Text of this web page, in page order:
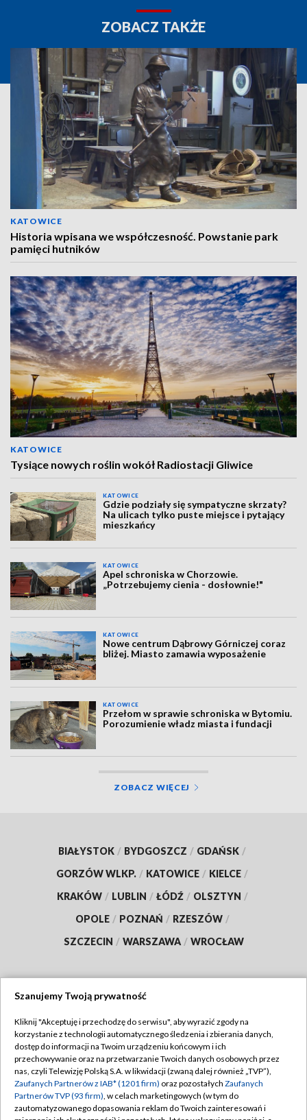
ZOBACZ TAKŻE
KATOWICE
Historia wpisana we współczesność. Powstanie park
pamięci hutników
KATOWICE
Tysiące nowych roślin wokół Radiostacji Gliwice
KATOWICE
Gdzie podziały się sympatyczne skrzaty?
Na ulicach tylko puste miejsce i pytający
mieszkańcy
KATOWICE
Apel schroniska w Chorzowie.
„Potrzebujemy cienia - dosłownie!"
KATOWICE
Nowe centrum Dąbrowy Górniczej coraz
bliżej. Miasto zamawia wyposażenie
KATOWICE
Przełom w sprawie schroniska w Bytomiu.
Porozumienie władz miasta i fundacji
ZOBACZ WIĘCEJ
BIAŁYSTOK / BYDGOSZCZ / GDAŃSK /
GORZÓW WLKP. / KATOWICE / KIELCE /
KRAKÓW / LUBLIN / ŁÓDŹ / OLSZTYN /
OPOLE / POZNAŃ / RZESZÓW /
SZCZECIN / WARSZAWA / WROCŁAW
TVP
Abonament TVP
Emisja w TVP
Centrum informacji TVP
Regulamin TVP
Polityka prywatności
Moje zgody
Szanujemy Twoją prywatność
Kliknij "Akceptuję i przechodzę do serwisu", aby wyrazić zgody na
korzystanie z technologii automatycznego śledzenia i zbierania danych,
dostęp do informacji na Twoim urządzeniu końcowym i ich
przechowywanie oraz na przetwarzanie Twoich danych osobowych przez
nas, czyli Telewizję Polską S.A. w likwidacji (zwaną dalej również „TVP”),
Zaufanych Partnerów z IAB* (1201 firm) oraz pozostałych Zaufanych
Partnerów TVP (93 firm), w celach marketingowych (w tym do
zautomatyzowanego dopasowania reklam do Twoich zainteresowań i